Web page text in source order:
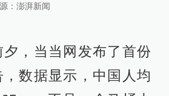
： 澎湃新闻
，当当网发布了首份
数据显示，中国人均